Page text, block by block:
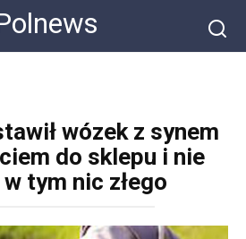
wózek z synem
do sklepu i nie
tym nic złego